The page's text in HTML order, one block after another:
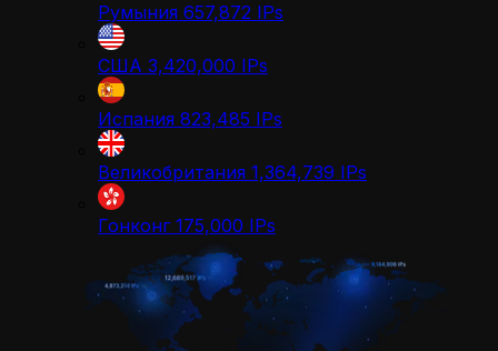
Румыния 657,872 IPs
США 3,420,000 IPs
Испания 823,485 IPs
Великобритания 1,364,739 IPs
Гонконг 175,000 IPs